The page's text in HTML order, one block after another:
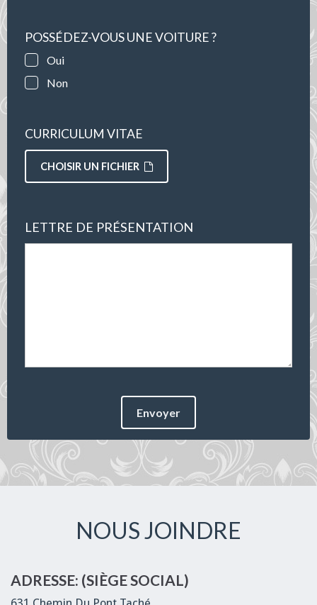
POSSÉDEZ-VOUS UNE VOITURE ?
Oui
Non
CURRICULUM VITAE
CHOISIR UN FICHIER
LETTRE DE PRÉSENTATION
Envoyer
NOUS JOINDRE
ADRESSE: (SIÈGE SOCIAL)